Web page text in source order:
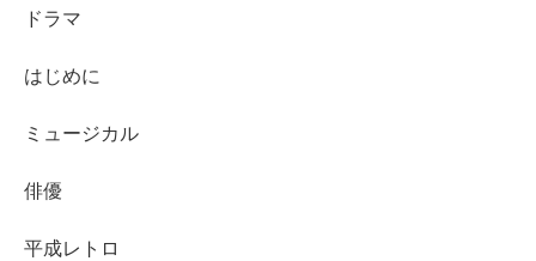
ドラマ
はじめに
ミュージカル
俳優
平成レトロ